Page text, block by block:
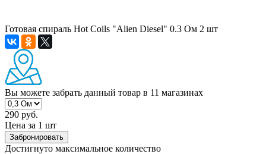
Готовая спираль Hot Coils "Alien Diesel" 0.3 Ом 2 шт
Вы можете забрать данный товар в 11 магазинах
290 руб.
Цена за 1 шт
Забронировать
Достигнуто максимальное количество